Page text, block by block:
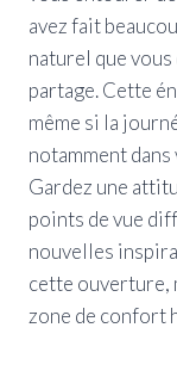
avez fait
naturel que
partage. Cette
même si la
notamment
Gardez une
points de vue
nouvelles
cette ouverture,
zone de confort